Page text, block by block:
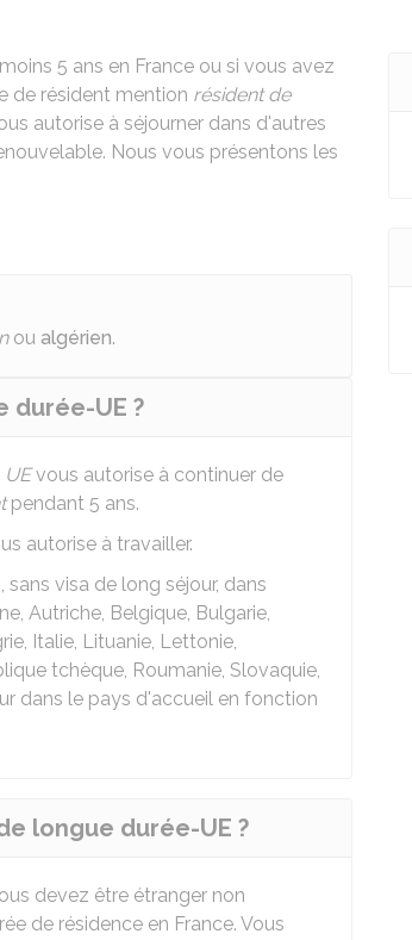
5 ans en France ou si vous avez
de résident mention résident de
autorise à séjourner dans d'autres
Nous vous présentons les
ou algérien.
durée-UE ?
vous autorise à continuer de
pendant 5 ans.
autorise à travailler.
visa de long séjour, dans
Autriche, Belgique, Bulgarie,
Italie, Lituanie, Lettonie,
tchèque, Roumanie, Slovaquie,
dans le pays d'accueil en fonction
longue durée-UE ?
devez être étranger non
de résidence en France. Vous